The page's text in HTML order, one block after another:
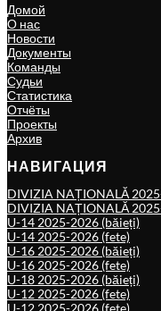
Домой
О нас
Новости
Документы
Команды
Судьи
Статистика
Отчёты
Проекты
Архив
НАВИГАЦИЯ
DIVIZIA NAȚIONALĂ
DIVIZIA NAȚIONALĂ
U-14 2025-2026 (băieți)
U-14 2025-2026 (fete)
U-16 2025-2026 (băieți)
U-16 2025-2026 (fete)
U-18 2025-2026 (băieți)
U-12 2025-2026 (fete)